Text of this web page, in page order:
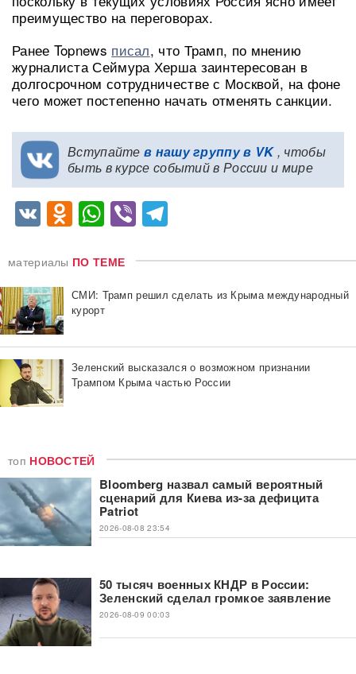
преимущество на переговорах.
Ранее Topnews писал, что Трамп, по мнению
журналиста Сеймура Херша заинтересован в
долгосрочном сотрудничестве с Москвой, на фоне
чего может постепенно начать отменять санкции.
Вступайте в нашу группу в VK, чтобы
быть в курсе событий в России и мире
VKOdnoklassniki
WhatsApp
Viber
материалы ПО ТЕМЕ
СМИ: Трамп решил сделать из Крыма международный
курорт
Зеленский высказался о возможном признании
Трампом Крыма частью России
топ НОВОСТЕЙ
Bloomberg назвал самый вероятный
сценарий для Киева из-за дефицита
Patriot
2026-08-08 23:54
50 тысяч военных КНДР в России:
Зеленский сделал громкое заявление
2026-08-09 00:03